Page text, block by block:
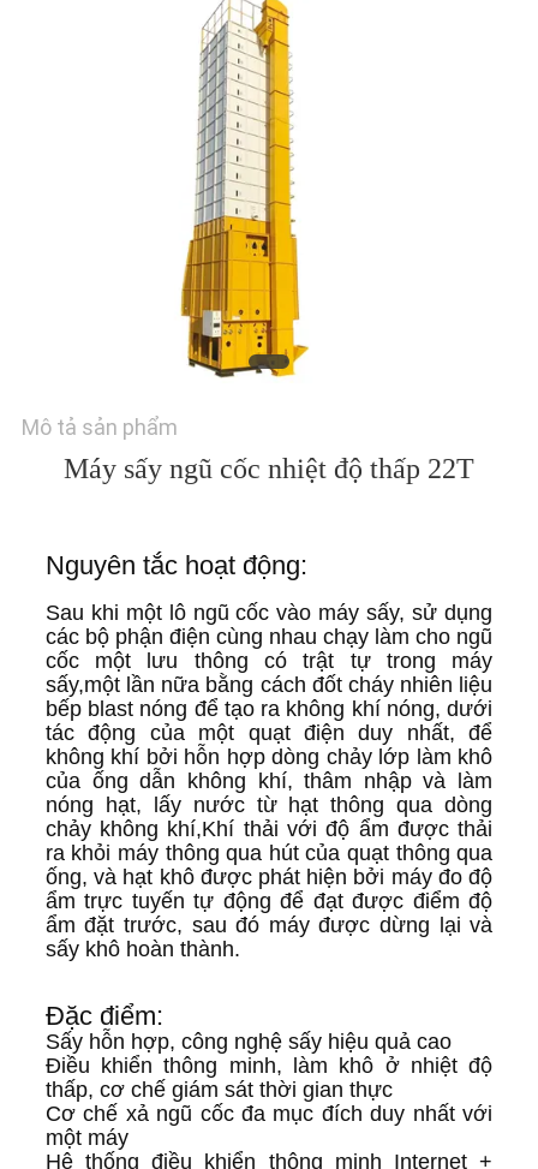
TỨC
CẦU
BÁO
GIÁ
ĐỒ
TRANG
WEB
CHÍNH
SÁCH
BẢO
Mô tả sản phẩm
Máy sấy ngũ cốc nhiệt độ thấp 22T
Nguyên tắc hoạt động:
Sau khi một lô ngũ cốc vào máy sấy, sử dụng
các bộ phận điện cùng nhau chạy làm cho ngũ
cốc một lưu thông có trật tự trong máy
sấy,một lần nữa bằng cách đốt cháy nhiên liệu
bếp blast nóng để tạo ra không khí nóng, dưới
tác động của một quạt điện duy nhất, để
không khí bởi hỗn hợp dòng chảy lớp làm khô
của ống dẫn không khí, thâm nhập và làm
nóng hạt, lấy nước từ hạt thông qua dòng
chảy không khí,Khí thải với độ ẩm được thải
ra khỏi máy thông qua hút của quạt thông qua
ống, và hạt khô được phát hiện bởi máy đo độ
ẩm trực tuyến tự động để đạt được điểm độ
ẩm đặt trước, sau đó máy được dừng lại và
sấy khô hoàn thành.
Đặc điểm:
Sấy hỗn hợp, công nghệ sấy hiệu quả cao
Điều khiển thông minh, làm khô ở nhiệt độ
thấp, cơ chế giám sát thời gian thực
Cơ chế xả ngũ cốc đa mục đích duy nhất với
một máy
Hệ thống điều khiển thông minh Internet +